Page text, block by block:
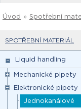
Úvod » Spotřební
SPOTŘEBNÍ MATERIÁL
Liquid handling
Mechanické pipety
Elektronické pipety
Jednokanálové